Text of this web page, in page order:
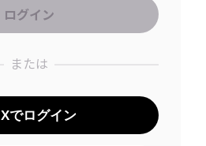
または
Xでログイン